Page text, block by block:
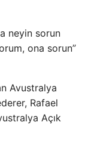
neyin sorun
ona sorun”
Avustralya
Rafael
Açık